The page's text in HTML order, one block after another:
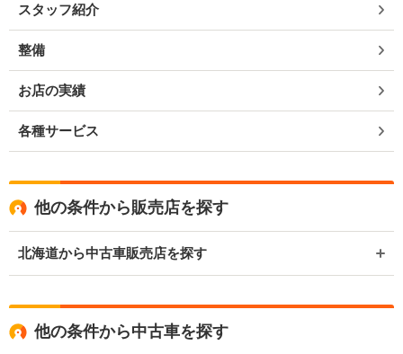
スタッフ紹介
整備
お店の実績
各種サービス
他の条件から販売店を探す
北海道から中古車販売店を探す
他の条件から中古車を探す